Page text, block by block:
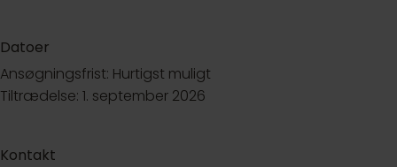
Datoer
Ansøgningsfrist: Hurtigst muligt
Tiltrædelse: 1. september 2026
Kontakt